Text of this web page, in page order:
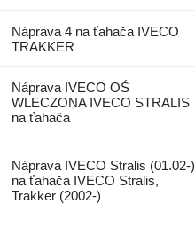
Náprava 4 na ťahača IVECO
TRAKKER
Náprava IVECO OŚ
WLECZONA IVECO STRALIS
na ťahača
Náprava IVECO Stralis (01.02-)
na ťahača IVECO Stralis,
Trakker (2002-)